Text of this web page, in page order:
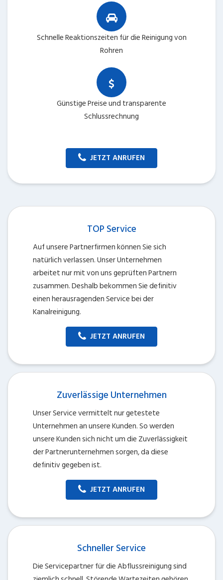
Schnelle Reaktionszeiten für die Reinigung von
Rohren
Günstige Preise und transparente
Schlussrechnung
JETZT ANRUFEN
TOP Service
Auf unsere Partnerfirmen können Sie sich
natürlich verlassen. Unser Unternehmen
arbeitet nur mit von uns geprüften Partnern
zusammen. Deshalb bekommen Sie definitiv
einen herausragenden Service bei der
Kanalreinigung.
JETZT ANRUFEN
Zuverlässige Unternehmen
Unser Service vermittelt nur getestete
Unternehmen an unsere Kunden. So werden
unsere Kunden sich nicht um die Zuverlässigkeit
der Partnerunternehmen sorgen, da diese
definitiv gegeben ist.
JETZT ANRUFEN
Schneller Service
Die Servicepartner für die Abflussreinigung sind